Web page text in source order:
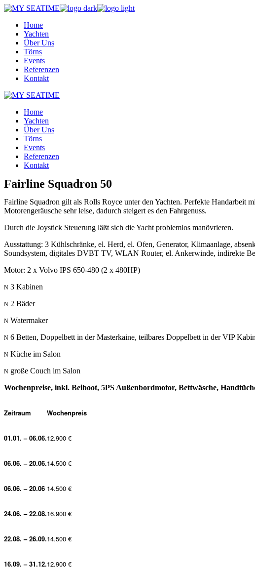
Skip
content
Home
Yachten
Über Uns
Törns
Events
Referenzen
Kontakt
Home
Yachten
Über Uns
Törns
Events
Referenzen
Kontakt
Fairline Squadron 50
Fairline Squadron gilt als Rolls Royce unter den Yachten. Perfekte Handarbeit
Motorengeräusche sehr leise, dadurch steigert es den Fahrgenuss.
Durch die Joystick Steuerung läßt sich die Yacht problemlos manövrieren.
Ausstattung: 3 Kühlschränke, el. Herd, el. Ofen, Generator, Klimaanlage,
Soundsystem, digitales DVBT TV, WLAN Router, el. Ankerwinde, indirekte
Motor: 2 x Volvo IPS 650-480 (2 x 480HP)
3 Kabinen
2 Bäder
Watermaker
6 Betten, Doppelbett in der Masterkaine, teilbares Doppelbett in der VIP
Küche im Salon
große Couch im Salon
Wochenpreise, inkl. Beiboot, 5PS Außenbordmotor, Bettwäsche,
Zeitraum Wochenpreis
01.01. – 06.06.12.900 €
06.06. – 20.06.14.500 €
06.06. – 20.06 14.500 €
24.06. – 22.08.16.900 €
22.08. – 26.09.14.500 €
16.09. – 31.12.12.900 €